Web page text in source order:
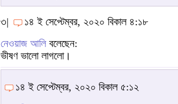
৩|
১৪ ই সেপ্টেম্বর, ২০২০ বিকাল ৪:১৮
নেওয়াজ আলি বলেছেন:
ভীষণ ভালো লাগলো।
১৪ ই সেপ্টেম্বর, ২০২০ বিকাল ৫:১২